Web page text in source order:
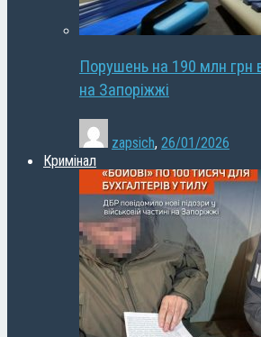
Порушень на 190 млн грн
на Запоріжжі
zapsich, 26/01/2026
Кримінал